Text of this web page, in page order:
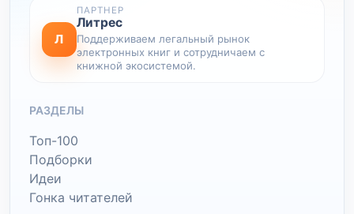
Л
ПАРТНЕР
Литрес
Поддерживаем легальный рынок
электронных книг и сотрудничаем с
книжной экосистемой.
РАЗДЕЛЫ
Топ-100
Подборки
Идеи
Гонка читателей